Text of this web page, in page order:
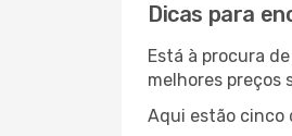
Dicas para
Está à procura
melhores preços
Aqui estão cinco